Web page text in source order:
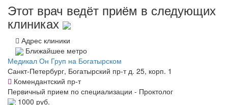
Этот врач ведёт приём в следующих
клиниках
Адрес клиники
Ближайшее метро
Медикал Он Груп на Богатырском
Санкт-Петербург, Богатырский пр-т д. 25, корп. 1
Комендантский пр-т
Первичный прием по специализации - Проктолог
1000 руб.